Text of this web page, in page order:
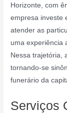
Horizonte, com
empresa investe
atender as
uma experiência
Nessa trajetória,
tornando-se
funerário da
Serviços